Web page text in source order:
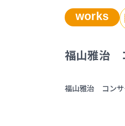
works
福山雅治
福山雅治 コンサ